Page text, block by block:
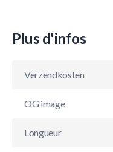
Plus d'infos
Verzendkosten
OG image
Longueur